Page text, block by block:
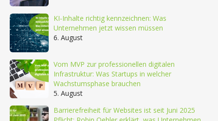
KI-Inhalte richtig kennzeichnen: Was
Unternehmen jetzt wissen müssen
6. August
Vom MVP zur professionellen digitalen
Infrastruktur: Was Startups in welcher
Wachstumsphase brauchen
5. August
Barrierefreiheit für Websites ist seit Juni 2025